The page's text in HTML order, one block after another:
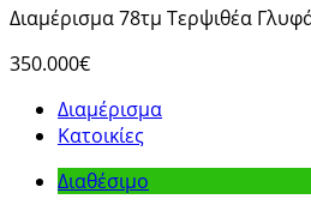
Διαμέρισμα 78τμ Τερψιθέα
350.000€
Διαμέρισμα
Κατοικίες
Διαθέσιμο